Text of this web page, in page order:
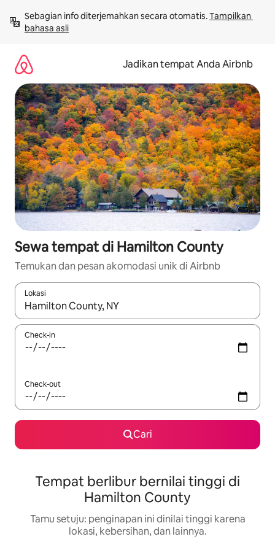
langsung
lihat
Sebagian info diterjemahkan secara otomatis. Tampilkan
bahasa asli
Jadikan tempat Anda Airbnb
Sewa tempat di Hamilton County
Temukan dan pesan akomodasi unik di Airbnb
Lokasi
Jika hasil yang dicari tersedia, telusuri dengan tombol panah
Check-in
Check-out
Cari
Tempat berlibur bernilai tinggi di
Hamilton County
Tamu setuju: penginapan ini dinilai tinggi karena
lokasi, kebersihan, dan lainnya.